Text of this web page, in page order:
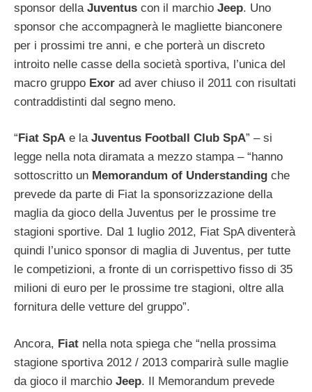
sponsor della Juventus con il marchio Jeep. Uno
sponsor che accompagnerà le magliette bianconere
per i prossimi tre anni, e che porterà un discreto
introito nelle casse della società sportiva, l’unica del
macro gruppo Exor ad aver chiuso il 2011 con risultati
contraddistinti dal segno meno.
“ Fiat SpA e la Juventus Football Club SpA” – si
legge nella nota diramata a mezzo stampa – “hanno
sottoscritto un Memorandum of Understanding che
prevede da parte di Fiat la sponsorizzazione della
maglia da gioco della Juventus per le prossime tre
stagioni sportive. Dal 1 luglio 2012, Fiat SpA diventerà
quindi l’unico sponsor di maglia di Juventus, per tutte
le competizioni, a fronte di un corrispettivo fisso di 35
milioni di euro per le prossime tre stagioni, oltre alla
fornitura delle vetture del gruppo”.
Ancora, Fiat nella nota spiega che “nella prossima
stagione sportiva 2012 / 2013 comparirà sulle maglie
da gioco il marchio Jeep. Il Memorandum prevede